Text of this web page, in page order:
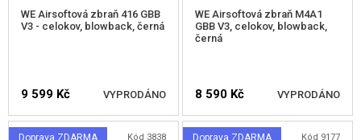
WE Airsoftová zbraň 416 GBB
V3 - celokov, blowback, černá
9 599 Kč VYPRODÁNO
WE Airsoftová zbraň M4A1
GBB V3, celokov, blowback,
černá
8 590 Kč VYPRODÁNO
Doprava ZDARMA Kód 3838 Doprava ZDARMA Kód 9177